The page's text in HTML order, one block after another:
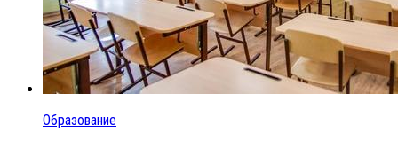
Образование